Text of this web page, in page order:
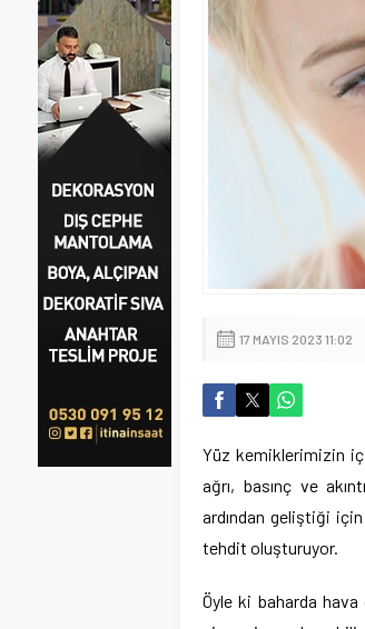
17 MAYIS 2023 11:02
Yüz kemiklerimizin
ağrı, basınç ve
ardından geliştiği
tehdit oluşturuyor.
Öyle ki baharda